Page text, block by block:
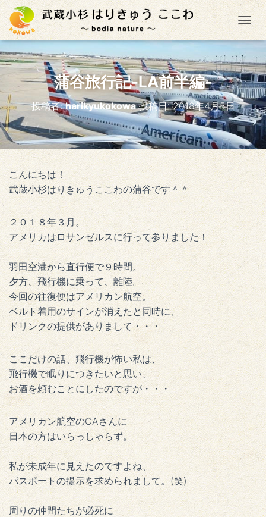
ナ
蒲谷旅行記-LA前半編-
投稿者:harikyukokowa投稿日:2018年4月5日
こんにちは！
武蔵小杉はりきゅうここわの蒲谷です＾＾
２０１８年３月。
アメリカはロサンゼルスに行って参りました！
羽田空港から直行便で９時間。
夕方、飛行機に乗って、離陸。
今回の往復便はアメリカン航空。
ベルト着用のサインが消えたと同時に、
ドリンクの提供がありまして・・・
ここだけの話、飛行機が怖い私は、
飛行機で眠りにつきたいと思い、
お酒を頼むことにしたのですが・・・
アメリカン航空のCAさんに
日本の方はいらっしゃらず。
私が未成年に見えたのですよね、
パスポートの提示を求められまして。(笑)
周りの仲間たちが必死に